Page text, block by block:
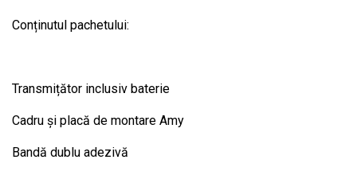
Conținutul pachetului:
Transmițător inclusiv baterie
Cadru și placă de montare Amy
Bandă dublu adezivă